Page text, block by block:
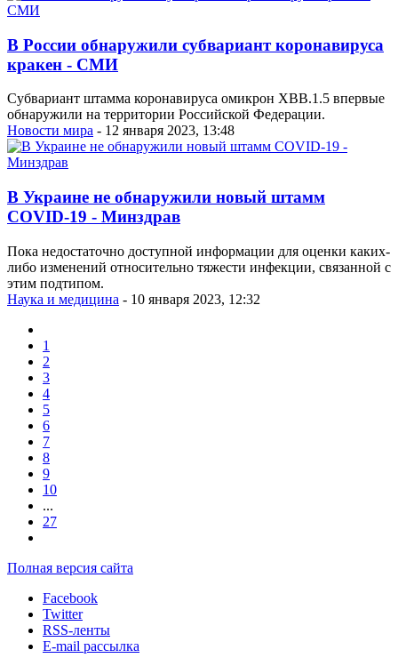
В России обнаружили субвариант коронавируса
кракен - СМИ
Субвариант штамма коронавируса омикрон XBB.1.5 впервые
обнаружили на территории Российской Федерации.
Новости мира - 12 января 2023, 13:48
В Украине не обнаружили новый штамм
COVID-19 - Минздрав
Пока недостаточно доступной информации для оценки каких-
либо изменений относительно тяжести инфекции, связанной с
этим подтипом.
Наука и медицина - 10 января 2023, 12:32
1
2
3
4
5
6
7
8
9
10
...
27
Полная версия сайта
Facebook
Twitter
RSS-ленты
E-mail рассылка